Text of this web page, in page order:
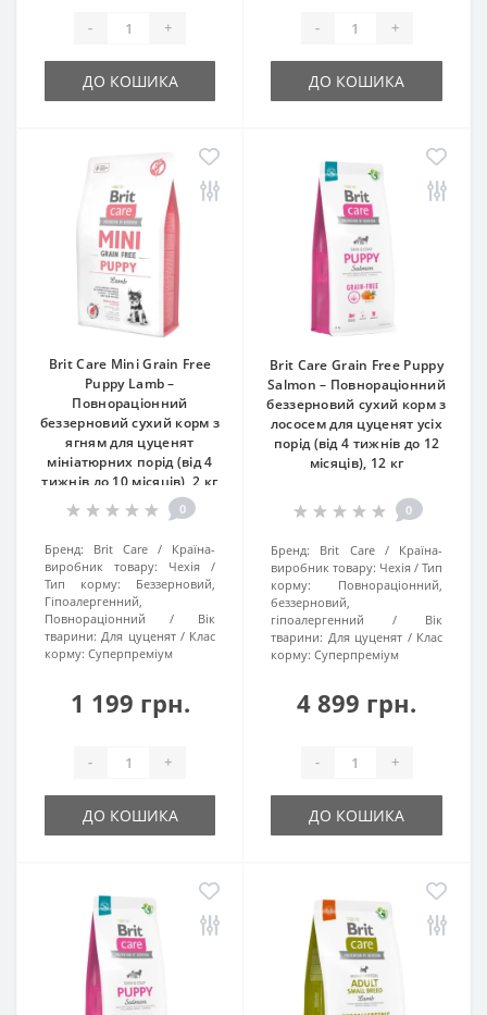
- +
ДО КОШИКА
- +
ДО КОШИКА
Brit Care Mini Grain Free
Puppy Lamb –
Повнораціонний
беззерновий сухий корм з
ягням для цуценят
мініатюрних порід (від 4
тижнів до 10 місяців), 2 кг
0
Бренд: Brit Care
Країна-
виробник товару:
Чехія
Тип корму:
Беззерновий,
Гіпоалергенний,
Повнораціонний
Вік
тварини: Для цуценят
Клас
корму: Суперпреміум
1 199 грн.
- +
ДО КОШИКА
Brit Care Grain Free Puppy
Salmon – Повнораціонний
беззерновий сухий корм з
лососем для цуценят усіх
порід (від 4 тижнів до 12
місяців), 12 кг
0
Бренд: Brit Care
Країна-
виробник товару: Чехія
Тип
корму:
Повнораціонний,
беззерновий,
гіпоалергенний
Вік
тварини: Для цуценят
Клас
корму: Суперпреміум
4 899 грн.
- +
ДО КОШИКА